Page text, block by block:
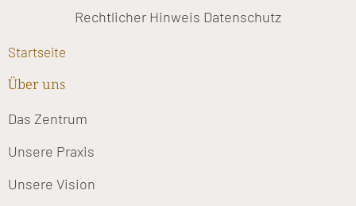
Rechtlicher Hinweis Datenschutz
Startseite
Über uns
Das Zentrum
Unsere Praxis
Unsere Vision